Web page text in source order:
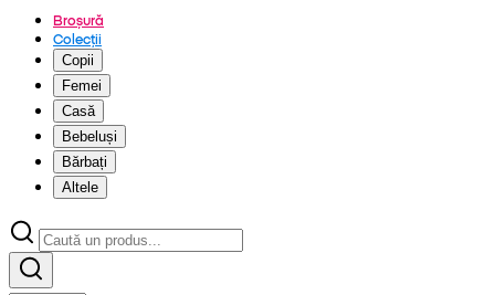
Broșură
Colecții
Copii
Femei
Casă
Bebeluși
Bărbați
Altele